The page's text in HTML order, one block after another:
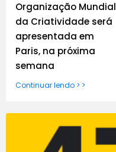
Organização Mundial
da Criatividade será
apresentada em
Paris, na próxima
semana
Continuar lendo > >